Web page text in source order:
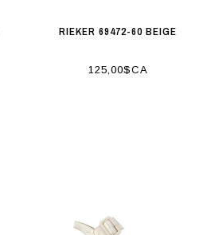
RIEKER 69472-60 BEIGE
125,00$CA